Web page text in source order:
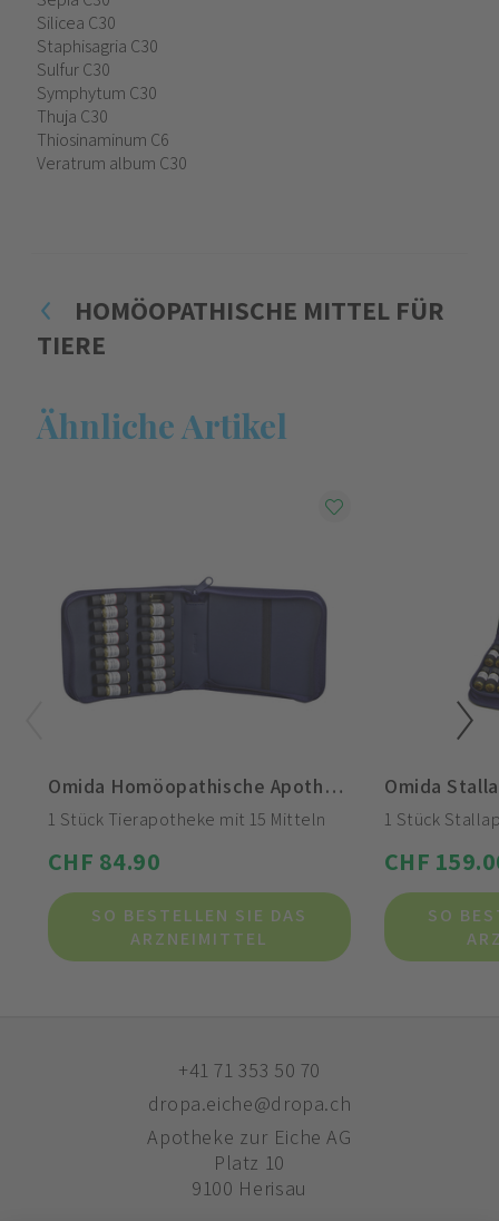
Silicea C30
Staphisagria C30
Sulfur C30
Symphytum C30
Thuja C30
Thiosinaminum C6
Veratrum album C30
HOMÖOPATHISCHE MITTEL FÜR
TIERE
Ähnliche Artikel
Omida Homöopathische Apotheke für verletzte Tiere
1 Stück Tierapotheke mit 15 Mitteln
CHF 84.90
SO BESTELLEN SIE DAS
ARZNEIMITTEL
Omida
1 Stück
CHF
SO
+41 71 353 50 70
dropa.eiche@dropa.ch
Apotheke zur Eiche AG
Platz 10
9100 Herisau